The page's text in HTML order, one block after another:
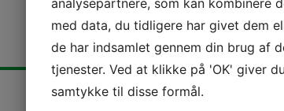
analysepartnere, som kan kombinere
med data, du tidligere har givet dem
de har indsamlet gennem din brug af
tjenester. Ved at klikke på 'OK' giver du
samtykke til disse formål.